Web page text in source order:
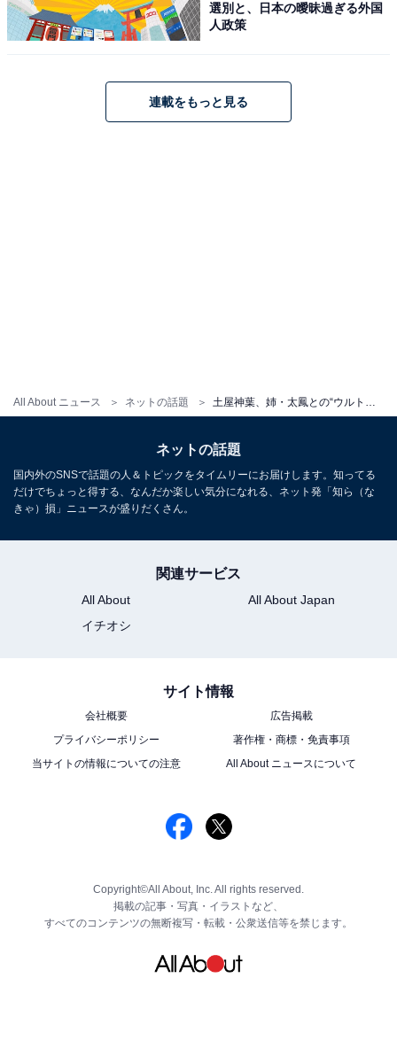
All About ニュース ネットの話題
選別と、日本の曖昧過ぎる外国
人政策
連載をもっと見る
ネットの話題
国内外のSNSで話題の人＆トピックをタイムリーにお届けします。知ってる
だけでちょっと得する、なんだか楽しい気分になれる、ネット発「知ら（な
きゃ）損」ニュースが盛りだくさん。
関連サービス
All About
All About Japan
イチオシ
サイト情報
会社概要
広告掲載
プライバシーポリシー
著作権・商標・免責事項
当サイトの情報についての注意
All About ニュースについて
Copyright©All About, Inc. All rights reserved.
掲載の記事・写真・イラストなど、
すべてのコンテンツの無断複写・転載・公衆送信等を禁じます。